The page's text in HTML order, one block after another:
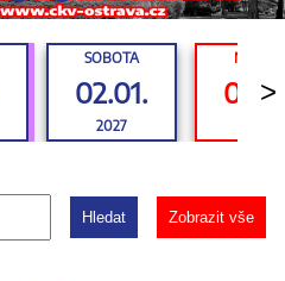
SOBOTA
02.01.
2027
NEDĚLE
>
Hledat Zobrazit vše